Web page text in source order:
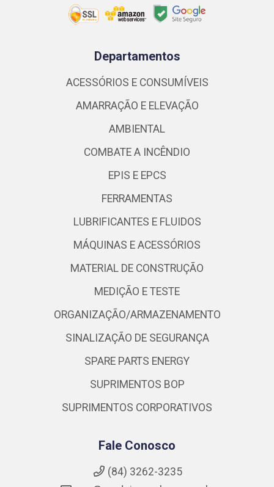
Departamentos
ACESSÓRIOS E CONSUMÍVEIS
AMARRAÇÃO E ELEVAÇÃO
AMBIENTAL
COMBATE A INCÊNDIO
EPIS E EPCS
FERRAMENTAS
LUBRIFICANTES E FLUIDOS
MÁQUINAS E ACESSÓRIOS
MATERIAL DE CONSTRUÇÃO
MEDIÇÃO E TESTE
ORGANIZAÇÃO/ARMAZENAMENTO
SINALIZAÇÃO DE SEGURANÇA
SPARE PARTS ENERGY
SUPRIMENTOS BOP
SUPRIMENTOS CORPORATIVOS
Fale Conosco
(84) 3262-3235